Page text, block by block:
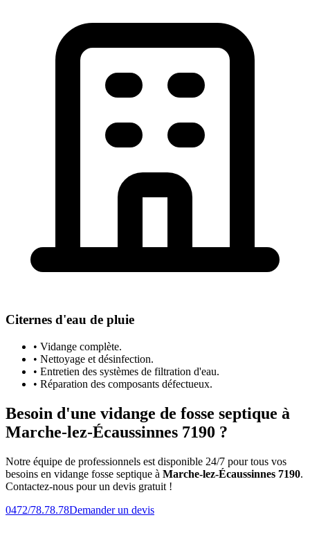
Citernes d'eau de pluie
• Vidange complète.
• Nettoyage et désinfection.
• Entretien des systèmes de filtration d'eau.
• Réparation des composants défectueux.
Besoin d'une vidange de fosse septique à
Marche-lez-Écaussinnes 7190 ?
Notre équipe de professionnels est disponible 24/7 pour tous vos
besoins en vidange fosse septique à Marche-lez-Écaussinnes 7190.
Contactez-nous pour un devis gratuit !
0472/78.78.78Demander un devis